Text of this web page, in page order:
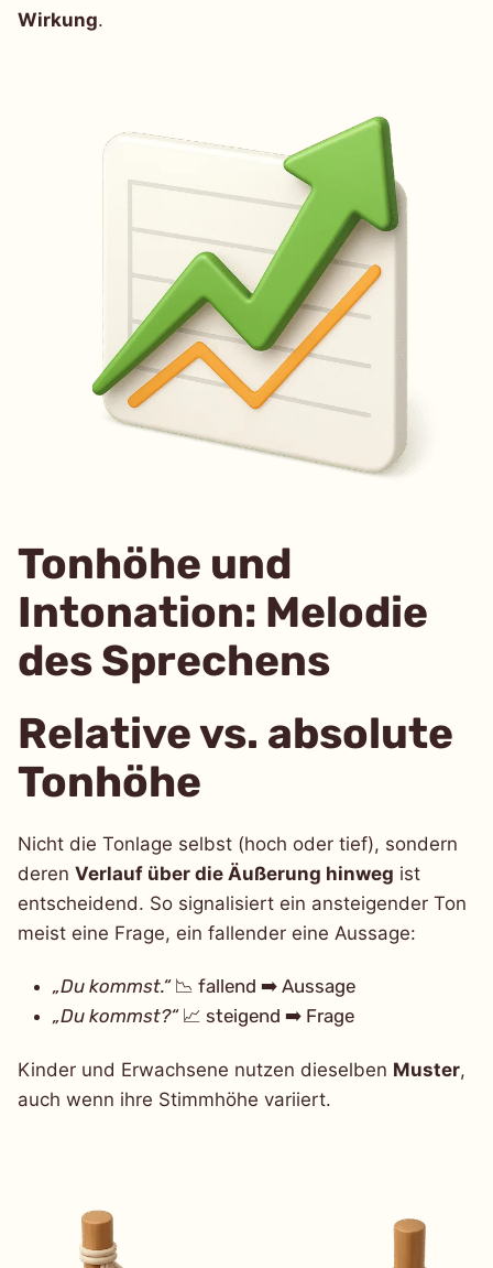
Wirkung.
Tonhöhe und
Intonation: Melodie
des Sprechens
Relative vs. absolute
Tonhöhe
Nicht die Tonlage selbst (hoch oder tief), sondern
deren Verlauf über die Äußerung hinweg ist
entscheidend. So signalisiert ein ansteigender Ton
meist eine Frage, ein fallender eine Aussage:
„Du kommst.“📉 fallend ➡️ Aussage
„Du kommst?“📈 steigend ➡️ Frage
Kinder und Erwachsene nutzen dieselben Muster,
auch wenn ihre Stimmhöhe variiert.